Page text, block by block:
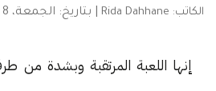
الكاتب: Rida Dahhane بتاريخ: الجمعة، 8 أكتوبر 2021
إنها اللعبة المرتقبة وبشدة من